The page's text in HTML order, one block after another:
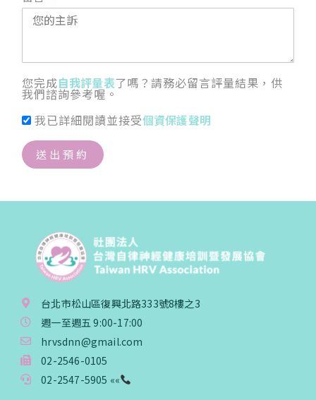
您完成自我評量表了嗎？請務必留言評量結果，供
我們諮詢參考喔。
我已詳細閱讀並接受個資保護聲明
送出預約
台北市松山區復興北路333號8樓之3
週一至週五 9:00-17:00
hrvsdnn@gmail.com
02-2546-0105
02-2547-5905 ««